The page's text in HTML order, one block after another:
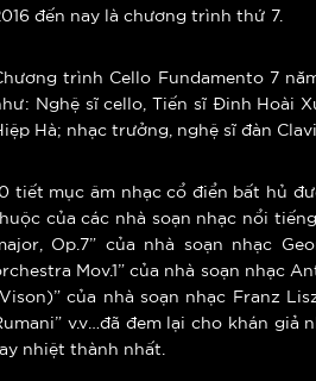
đến nay là chương trình thứ 7.
trình Cello Fundamento 7
Nghệ sĩ cello, Tiến sĩ Đinh Hoài
Hà; nhạc trưởng, nghệ sĩ đàn
tiết mục âm nhạc cổ điển bất hủ
của các nhà soạn nhạc nổi
Op.7” của nhà soạn nhạc
Mov.1” của nhà soạn nhạc
của nhà soạn nhạc Franz
v.v…đã đem lại cho khán
nhiệt thành nhất.